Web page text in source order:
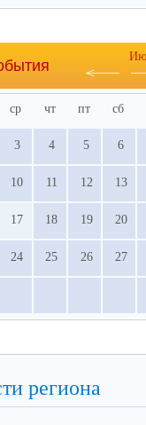
ср чт пт сб
3 4 5 6
10 11 12 13
17 18 19 20
24 25 26 27
региона